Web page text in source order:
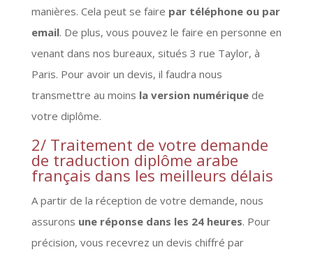
manières. Cela peut se faire par téléphone ou par
email. De plus, vous pouvez le faire en personne en
venant dans nos bureaux, situés 3 rue Taylor, à
Paris. Pour avoir un devis, il faudra nous
transmettre au moins la version numériquede
votre diplôme.
2/ Traitement de votre demande
de traduction diplôme arabe
français dans les meilleurs délais
A partir de la réception de votre demande, nous
assurons une réponse dans les 24 heures. Pour
précision, vous recevrez un devis chiffré par